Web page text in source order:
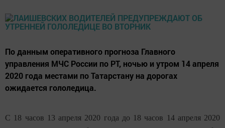
По данным оперативного прогноза Главного
управления МЧС России по РТ, ночью и утром 14 апреля
2020 года местами по Татарстану на дорогах
ожидается гололедица.
С 18 часов 13 апреля 2020 года до 18 часов 14 апреля 2020